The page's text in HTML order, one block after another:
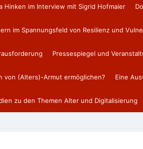
Hinken im Interview mit Sigrid Hofmaier
im Spannungsfeld von Resilienz und
Pressespiegel und
von (Alters)-Armut ermöglichen? Eine
zu den Themen Alter und Digitalisierung